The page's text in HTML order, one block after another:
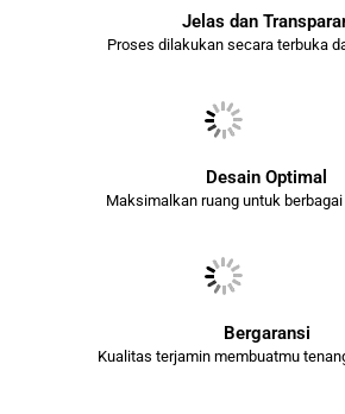
Jelas dan
Proses dilakukan secara terbuka
Desain Optimal
Maksimalkan ruang untuk
Bergaransi
Kualitas terjamin membuatmu